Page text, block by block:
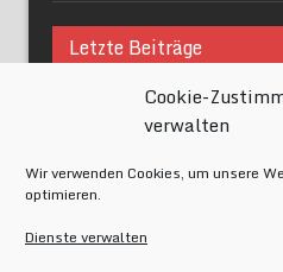
Cookie-
verwalten
Wir verwenden Cookies, um unsere
optimieren.
Dienste verwalten
Letzte Beiträge
Was macht urbane
Grüne Oasen in Berlin
Festival of Lights Berlin 2024
Gesund schlafen im modernen